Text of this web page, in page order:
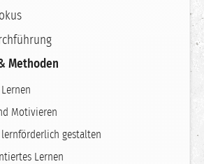
Methoden
Motivieren
gestalten
Lernen